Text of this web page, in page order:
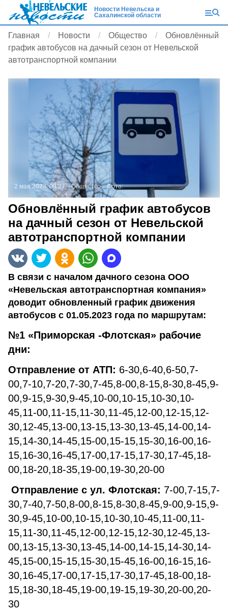
Новости Невельска и
Сахалинской области
Главная Новости Общество
Обновлённый
график автобусов на дачный сезон от Невельской
автотранспортной компании
2 мая 2023, 09:27 Общество Фото:
Обновлённый график автобусов
на дачный сезон от Невельской
автотранспортной компании
В связи с началом дачного сезона ООО
«Невельская автотранспортная компания»
доводит обновленный график движения
автобусов с 01.05.2023 года по маршрутам:
№1 «Приморская -Флотская» рабочие
дни:
Отправление от АТП: 6-30,6-40,6-50,7-
00,7-10,7-20,7-30,7-45,8-00,8-15,8-30,8-45,9-
00,9-15,9-30,9-45,10-00,10-15,10-30,10-
45,11-00,11-15,11-30,11-45,12-00,12-15,12-
30,12-45,13-00,13-15,13-30,13-45,14-00,14-
15,14-30,14-45,15-00,15-15,15-30,16-00,16-
15,16-30,16-45,17-00,17-15,17-30,17-45,18-
00,18-20,18-35,19-00,19-30,20-00
Отправление с ул. Флотская: 7-00,7-15,7-
30,7-40,7-50,8-00,8-15,8-30,8-45,9-00,9-15,9-
30,9-45,10-00,10-15,10-30,10-45,11-00,11-
15,11-30,11-45,12-00,12-15,12-30,12-45,13-
00,13-15,13-30,13-45,14-00,14-15,14-30,14-
45,15-00,15-15,15-30,15-45,16-00,16-15,16-
30,16-45,17-00,17-15,17-30,17-45,18-00,18-
15,18-30,18-45,19-00,19-15,19-30,20-00,20-
30